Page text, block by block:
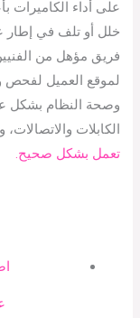
على أداء
خلل أو تلف في إطار
فريق مؤهل من
لموقع العميل لفحص
وصحة النظام بشكل
الكابلات
تعمل بشكل صحيح.